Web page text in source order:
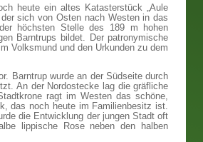
heute ein altes Katasterstück „Aule
sich von Osten nach Westen in das
höchsten Stelle des 189 m hohen
Barntrups bildet. Der patronymische
Volksmund und den Urkunden zu dem
Barntrup wurde an der Südseite durch
An der Nordostecke lag die gräfliche
ragt im Westen das schöne,
das noch heute im Familienbesitz ist.
die Entwicklung der jungen Stadt oft
lippische Rose neben den halben